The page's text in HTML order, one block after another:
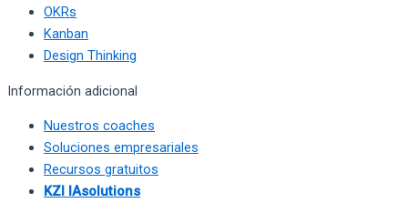
OKRs
Kanban
Design Thinking
Información adicional
Nuestros coaches
Soluciones empresariales
Recursos gratuitos
KZI IAsolutions